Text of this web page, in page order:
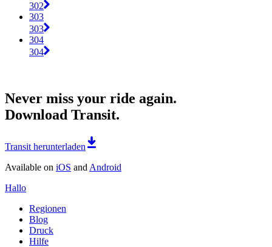
302
303
303
304
304
Never miss your ride again.
Download Transit.
Transit herunterladen
Available on iOS and Android
Hallo
Regionen
Blog
Druck
Hilfe